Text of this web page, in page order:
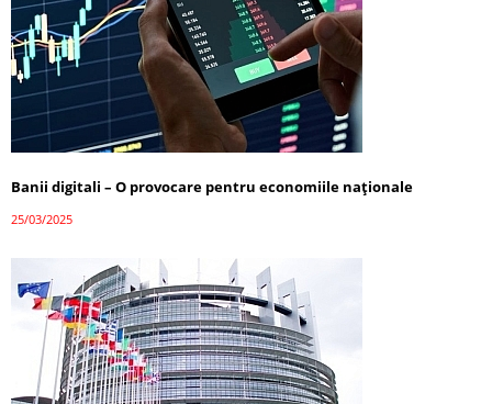
Banii digitali – O provocare pentru economiile naționale
25/03/2025